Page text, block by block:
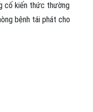
cố kiến thức thường
bệnh tái phát cho